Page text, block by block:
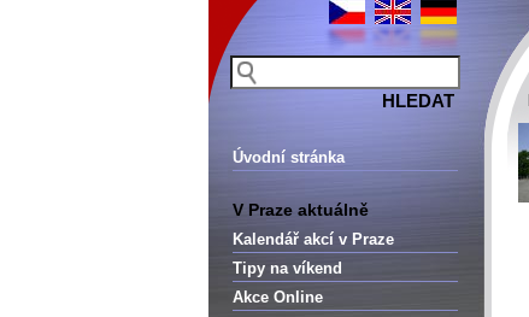
Úvodní stránka
V Praze aktuálně
Kalendář akcí v Praze
Tipy na víkend
Akce Online